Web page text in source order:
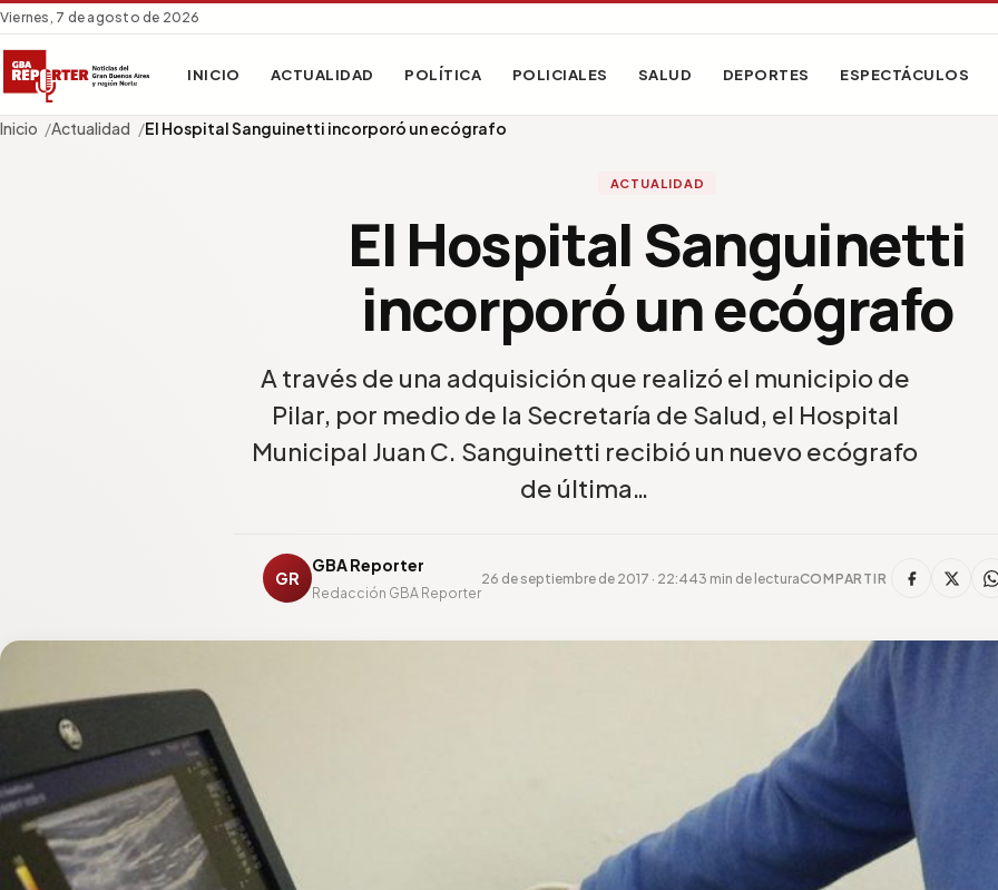
Viernes, 7 de agosto de 2026
INICIO ACTUALIDAD POLÍTICA POLICIALES SALUD DEPORTES ESPECTÁCULOS
Inicio Actualidad El Hospital Sanguinetti incorporó un ecógrafo
ACTUALIDAD
El Hospital Sanguinetti
incorporó un ecógrafo
A través de una adquisición que realizó el municipio de
Pilar, por medio de la Secretaría de Salud, el Hospital
Municipal Juan C. Sanguinetti recibió un nuevo ecógrafo
de última…
GR
GBA Reporter
Redacción GBA Reporter
26 de septiembre de 2017 · 22:443 min de lecturaCOMPARTIR